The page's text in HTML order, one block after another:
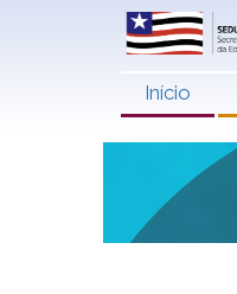
Início